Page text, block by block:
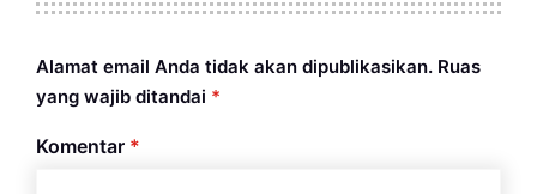
Alamat email Anda tidak akan dipublikasikan. Ruas
yang wajib ditandai *
Komentar *